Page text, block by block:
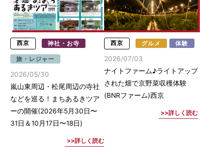
西京 神社・お寺
旅・レジャー
2026/05/30
嵐山東周辺・松尾周辺の寺社
などを巡る！まちあるきツア
ーの開催(2026年5月30日〜
31日＆10月17日〜18日)
詳しく読む
西京 グルメ 体験
2026/07/03
ナイトファーム♪ライトアップ
された畑で京野菜収穫体験
(BNRファーム)西京
詳しく読む